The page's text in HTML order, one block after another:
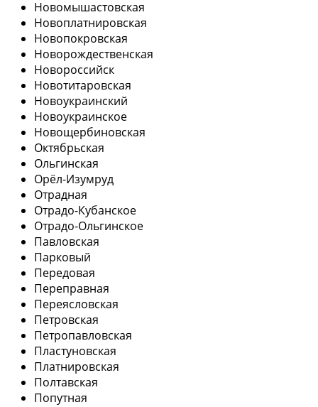
Новомышастовская
Новоплатнировская
Новопокровская
Новорождественская
Новороссийск
Новотитаровская
Новоукраинский
Новоукраинское
Новощербиновская
Октябрьская
Ольгинская
Орёл-Изумруд
Отрадная
Отрадо-Кубанское
Отрадо-Ольгинское
Павловская
Парковый
Передовая
Переправная
Переясловская
Петровская
Петропавловская
Пластуновская
Платнировская
Полтавская
Попутная